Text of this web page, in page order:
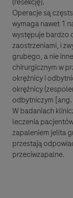
(resekcję).
Operacje są
wymaga nawet 1
występuje bardzo
zaostrzeniami, i
grubego, a nie
chirurgicznym w
okrężnicy i
okrężnicy
odbytniczym
W badaniach
leczenia
zapaleniem jelita
przestają
przeciwzapalne.